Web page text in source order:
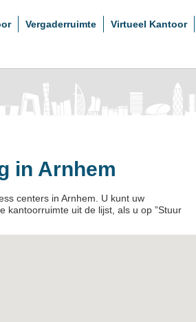
Vergaderruimte Virtueel Kantoor
in Arnhem
centers in Arnhem. U kunt uw
kantoorruimte uit de lijst, als u op ”Stuur